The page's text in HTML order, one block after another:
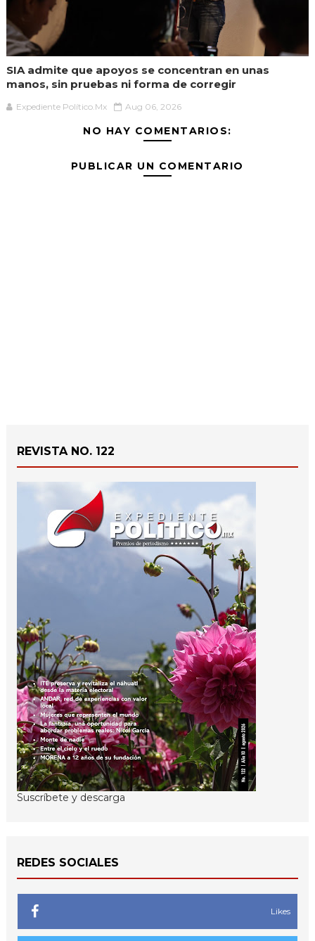
SIA admite que apoyos se concentran en unas
manos, sin pruebas ni forma de corregir
Expediente Político.Mx Aug 06, 2026
NO HAY COMENTARIOS:
PUBLICAR UN COMENTARIO
REVISTA NO. 122
Suscríbete y descarga
REDES SOCIALES
Likes